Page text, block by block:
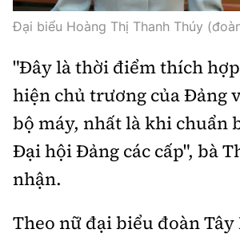
Hotline:
0901 514 799
Quảng cáo và Phát
0915 057 282
Email:
bandoc@baoxaydung.vn
Cấm sao chép dưới mọi hình thức
chấp thuận bằng văn bản.
soạn
Đại biểu Hoàng Thị Thanh Thúy
"Đây là thời điểm thích
hiện chủ trương của Đảng
bộ máy, nhất là khi chuẩn
Đại hội Đảng các cấp", bà
nhận.
Theo nữ đại biểu đoàn